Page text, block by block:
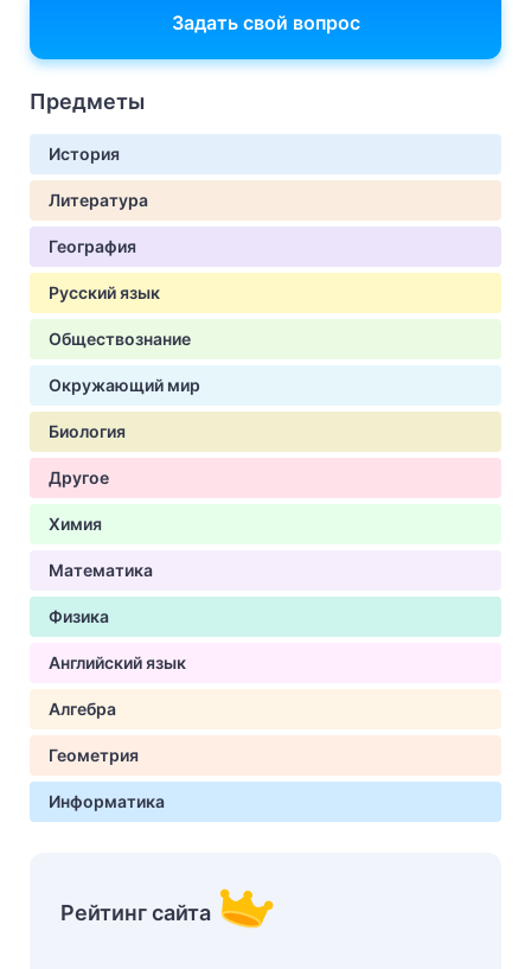
Задать свой вопрос
Предметы
История
Литература
География
Русский язык
Обществознание
Окружающий мир
Биология
Другое
Химия
Математика
Физика
Английский язык
Алгебра
Геометрия
Информатика
Рейтинг сайта